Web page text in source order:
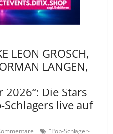
LEON GROSCH,
LANGEN,
2026“: Die Stars
Schlagers live auf
"Pop-Schlager-